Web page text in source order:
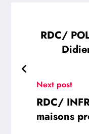
RDC/
Next post
RDC/
maisons